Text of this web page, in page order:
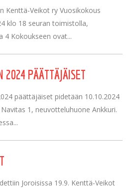
Kenttä-Veikot ry Vuosikokous
klo 18 seuran toimistolla,
4 Kokoukseen ovat...
2024 PÄÄTTÄJÄISET
päättäjäiset pidetään 10.10.2024
1, neuvotteluhuone Ankkuri.
Joroisissa 19.9. Kenttä-Veikot